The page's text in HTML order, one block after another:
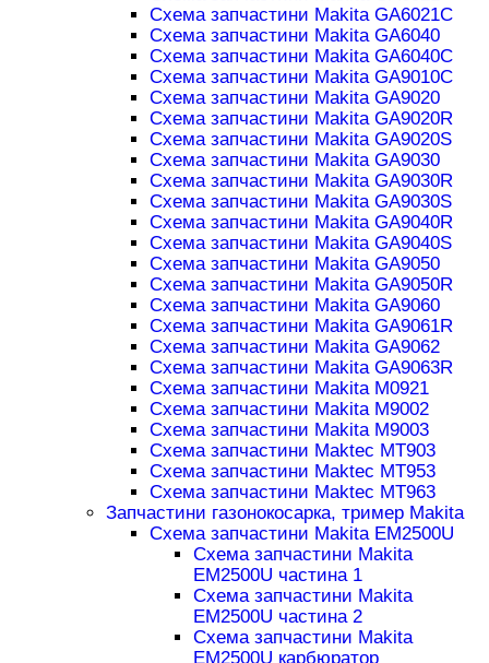
Схема запчастини Makita GA6021C
Схема запчастини Makita GA6040
Схема запчастини Makita GA6040C
Схема запчастини Makita GA9010C
Схема запчастини Makita GA9020
Схема запчастини Makita GA9020R
Схема запчастини Makita GA9020S
Схема запчастини Makita GA9030
Схема запчастини Makita GA9030R
Схема запчастини Makita GA9030S
Схема запчастини Makita GA9040R
Схема запчастини Makita GA9040S
Схема запчастини Makita GA9050
Схема запчастини Makita GA9050R
Схема запчастини Makita GA9060
Схема запчастини Makita GA9061R
Схема запчастини Makita GA9062
Схема запчастини Makita GA9063R
Схема запчастини Makita M0921
Схема запчастини Makita M9002
Схема запчастини Makita M9003
Схема запчастини Maktec MT903
Схема запчастини Maktec MT953
Схема запчастини Maktec MT963
Запчастини газонокосарка, тример Makita
Схема запчастини Makita EM2500U
Схема запчастини Makita
EM2500U частина 1
Схема запчастини Makita
EM2500U частина 2
Схема запчастини Makita
EM2500U карбюратор